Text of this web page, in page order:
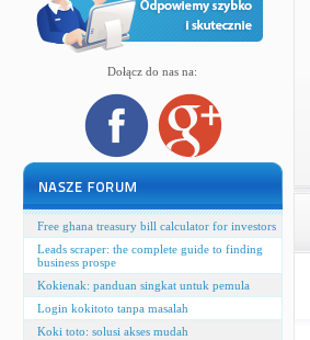
Dołącz do nas na:
Free ghana treasury bill calculator for investors
Leads scraper: the complete guide to finding
business prospe
Kokienak: panduan singkat untuk pemula
Login kokitoto tanpa masalah
Koki toto: solusi akses mudah